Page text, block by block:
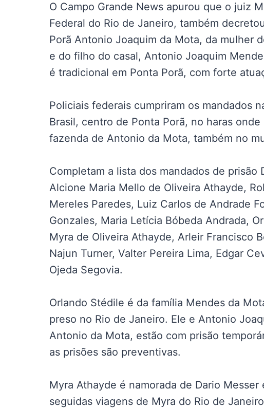
O Campo Grande News apurou que o juiz
Federal do Rio de Janeiro, também
Porã Antonio Joaquim da Mota, da mulher
e do filho do casal, Antonio Joaquim
é tradicional em Ponta Porã, com forte
Policiais federais cumpriram os mandados
Brasil, centro de Ponta Porã, no haras
fazenda de Antonio da Mota, também no
Completam a lista dos mandados de prisão
Alcione Maria Mello de Oliveira Athayde,
Mereles Paredes, Luiz Carlos de Andrade
Gonzales, Maria Letícia Bóbeda Andrada,
Myra de Oliveira Athayde, Arleir Francisco
Najun Turner, Valter Pereira Lima, Edgar
Ojeda Segovia.
Orlando Stédile é da família Mendes da
preso no Rio de Janeiro. Ele e Antonio
Antonio da Mota, estão com prisão
as prisões são preventivas.
Myra Athayde é namorada de Dario
seguidas viagens de Myra do Rio de